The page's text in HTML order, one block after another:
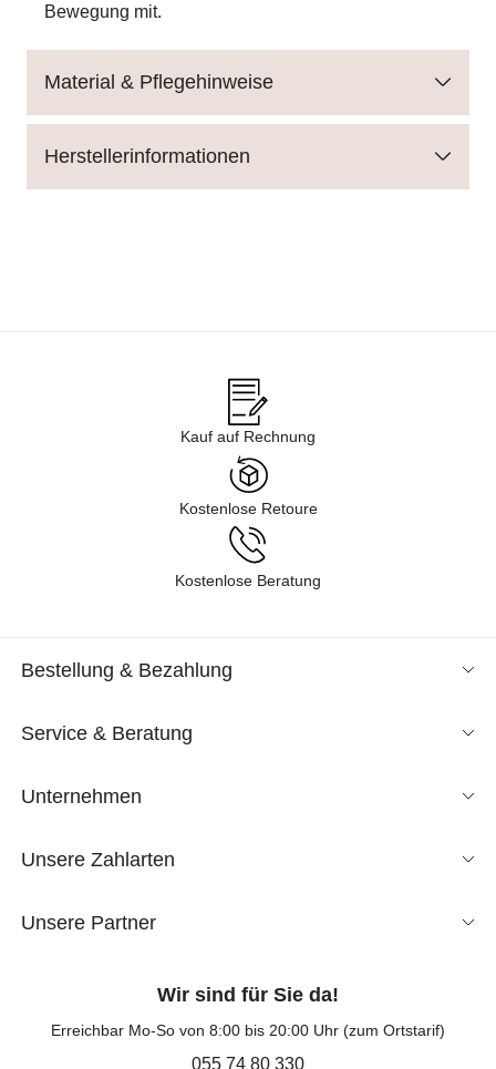
Bewegung mit.
Material & Pflegehinweise
Herstellerinformationen
Kauf auf Rechnung
Kostenlose Retoure
Kostenlose Beratung
Bestellung & Bezahlung
Service & Beratung
Unternehmen
Unsere Zahlarten
Unsere Partner
Wir sind für Sie da!
Erreichbar Mo-So von 8:00 bis 20:00 Uhr (zum Ortstarif)
055 74 80 330